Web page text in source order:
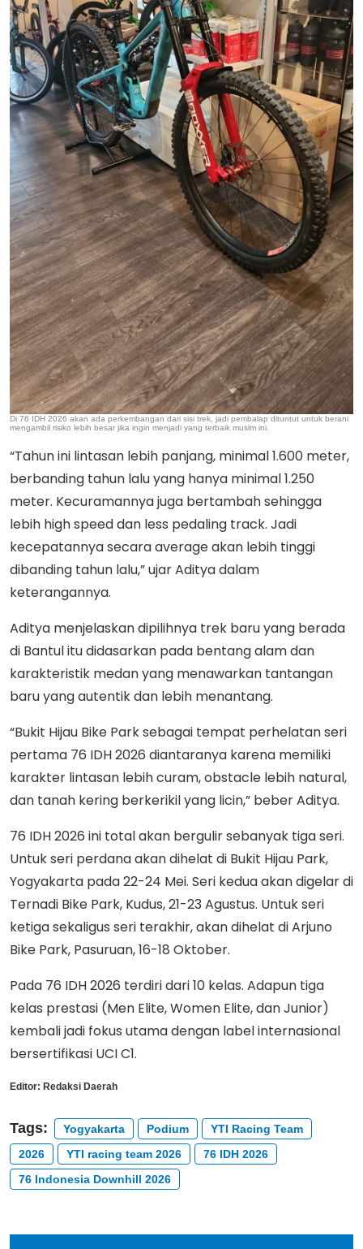
Di 76 IDH 2026 akan ada perkembangan dari sisi trek, jadi pembalap dituntut untuk berani
mengambil risiko lebih besar jika ingin menjadi yang terbaik musim ini.
“Tahun ini lintasan lebih panjang, minimal 1.600 meter,
berbanding tahun lalu yang hanya minimal 1.250
meter. Kecuramannya juga bertambah sehingga
lebih high speed dan less pedaling track. Jadi
kecepatannya secara average akan lebih tinggi
dibanding tahun lalu,” ujar Aditya dalam
keterangannya.
Aditya menjelaskan dipilihnya trek baru yang berada
di Bantul itu didasarkan pada bentang alam dan
karakteristik medan yang menawarkan tantangan
baru yang autentik dan lebih menantang.
“Bukit Hijau Bike Park sebagai tempat perhelatan seri
pertama 76 IDH 2026 diantaranya karena memiliki
karakter lintasan lebih curam, obstacle lebih natural,
dan tanah kering berkerikil yang licin,” beber Aditya.
76 IDH 2026 ini total akan bergulir sebanyak tiga seri.
Untuk seri perdana akan dihelat di Bukit Hijau Park,
Yogyakarta pada 22-24 Mei. Seri kedua akan digelar di
Ternadi Bike Park, Kudus, 21-23 Agustus. Untuk seri
ketiga sekaligus seri terakhir, akan dihelat di Arjuno
Bike Park, Pasuruan, 16-18 Oktober.
Pada 76 IDH 2026 terdiri dari 10 kelas. Adapun tiga
kelas prestasi (Men Elite, Women Elite, dan Junior)
kembali jadi fokus utama dengan label internasional
bersertifikasi UCI C1.
Editor: Redaksi Daerah
Tags: Yogyakarta Podium
YTI Racing Team
2026
YTI racing team 2026
76 IDH 2026
76 Indonesia Downhill 2026